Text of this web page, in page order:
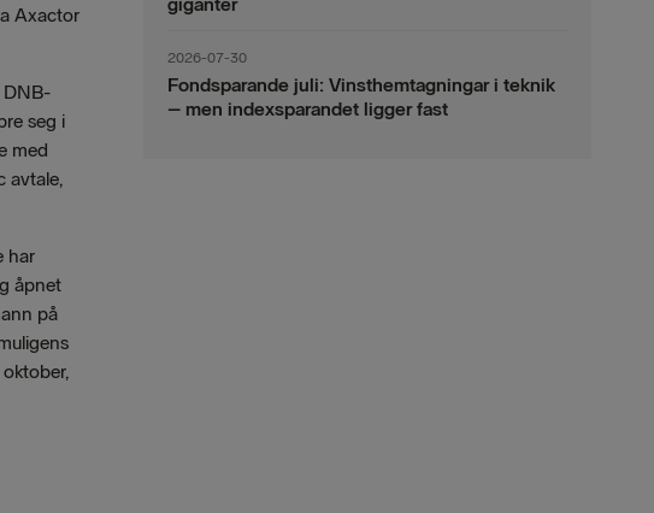
Axactor
DNB-
seg i
med
avtale,
har
åpnet
på
2026-07-30
Fondsparande juli: Vinsthemtagningar i teknik
– men indexsparandet ligger fast